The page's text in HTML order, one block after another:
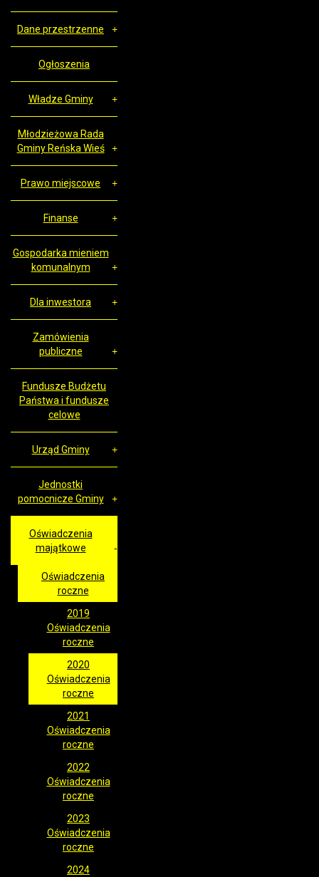
Dane przestrzenne
Ogłoszenia
Władze Gminy
Młodzieżowa Rada
Gminy Reńska Wieś
Prawo miejscowe
Finanse
Gospodarka mieniem
komunalnym
Dla inwestora
Zamówienia
publiczne
Fundusze Budżetu
Państwa i fundusze
celowe
Urząd Gminy
Jednostki
pomocnicze Gminy
Oświadczenia
majątkowe
Oświadczenia
roczne
2019
Oświadczenia
roczne
2020
Oświadczenia
roczne
2021
Oświadczenia
roczne
2022
Oświadczenia
roczne
2023
Oświadczenia
roczne
2024